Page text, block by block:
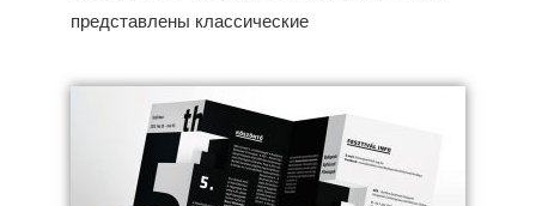
представлены классические